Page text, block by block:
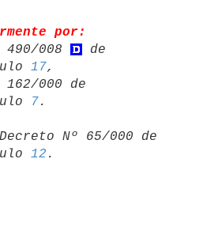
por:
490/008
de
17,
7
Nº 65/000 de
12